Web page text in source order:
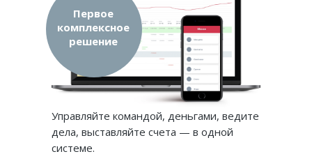
Управляйте командой, деньгами, ведите
дела, выставляйте счета — в одной
системе.
Первое
комплексное
решение